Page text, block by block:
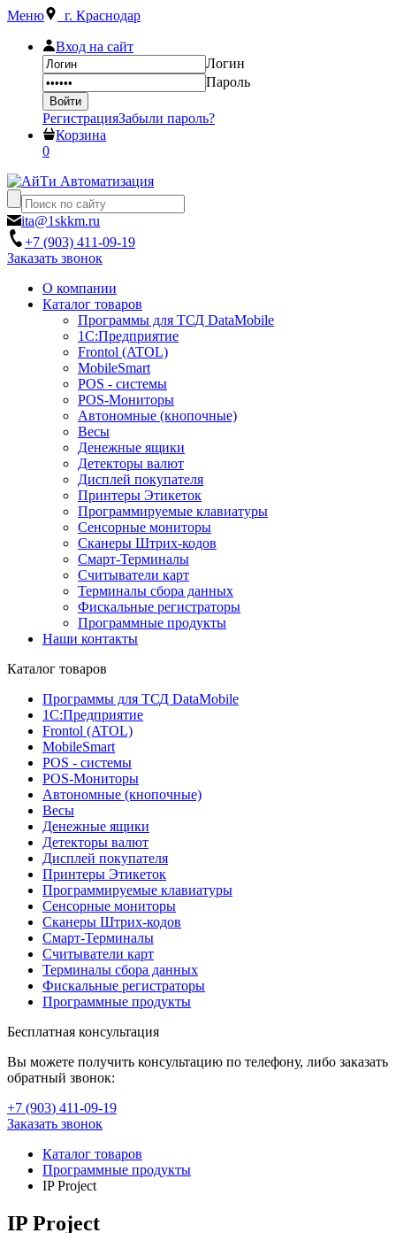
Меню г. Краснодар
Вход на сайт
Логин
Пароль
РегистрацияЗабыли пароль?
Корзина
0
ita@1skkm.ru
+7 (903) 411-09-19
Заказать звонок
О компании
Каталог товаров
Программы для ТСД DataMobile
1С:Предприятие
Frontol (ATOL)
MobileSmart
POS - системы
POS-Мониторы
Автономные (кнопочные)
Весы
Денежные ящики
Детекторы валют
Дисплей покупателя
Принтеры Этикеток
Программируемые клавиатуры
Сенсорные мониторы
Сканеры Штрих-кодов
Смарт-Терминалы
Считыватели карт
Терминалы сбора данных
Фискальные регистраторы
Программные продукты
Наши контакты
Каталог товаров
Программы для ТСД DataMobile
1С:Предприятие
Frontol (ATOL)
MobileSmart
POS - системы
POS-Мониторы
Автономные (кнопочные)
Весы
Денежные ящики
Детекторы валют
Дисплей покупателя
Принтеры Этикеток
Программируемые клавиатуры
Сенсорные мониторы
Сканеры Штрих-кодов
Смарт-Терминалы
Считыватели карт
Терминалы сбора данных
Фискальные регистраторы
Программные продукты
Бесплатная консультация
Вы можете получить консультацию по телефону, либо заказать
обратный звонок:
+7 (903) 411-09-19
Заказать звонок
Каталог товаров
Программные продукты
IP Project
IP Project